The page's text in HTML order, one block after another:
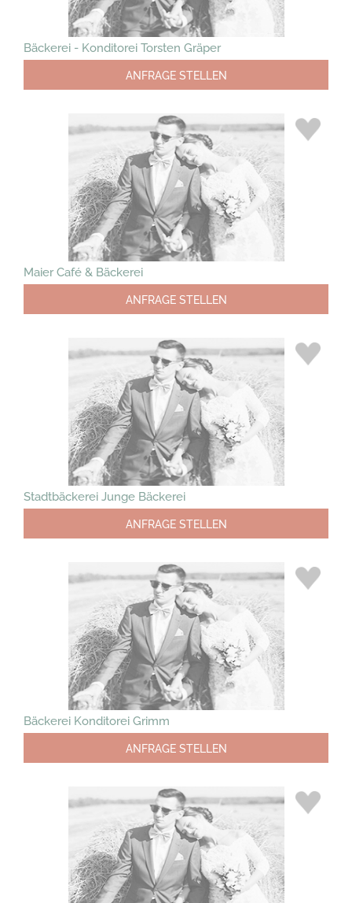
Bäckerei - Konditorei Torsten Gräper
ANFRAGE STELLEN
Maier Café & Bäckerei
ANFRAGE STELLEN
Stadtbäckerei Junge Bäckerei
ANFRAGE STELLEN
Bäckerei Konditorei Grimm
ANFRAGE STELLEN